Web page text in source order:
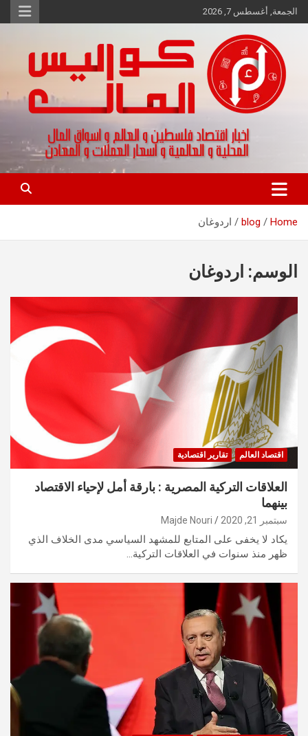
Skip
to
الجمعة, أغسطس 7, 2026
كواليس المال
اخبار اقتصاد فلسطين و العالم و تقارير اسواق المال و العملات
Home
blog اردوغان
الوسم: اردوغان
اقتصاد العالم تقارير اقتصادية
العلاقات التركية المصرية : بارقة أمل لإحياء الاقتصاد
بينهما
سبتمبر 21, 2020 Majde Nouri
يكاد لا يخفى على المتابع للمشهد السياسي مدى الخلاف الذي
ظهر منذ سنوات في العلاقات التركية…